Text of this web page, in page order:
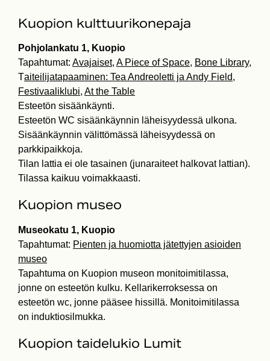
Kuopion kulttuurikonepaja
Pohjolankatu 1, Kuopio
Tapahtumat: Avajaiset, A Piece of Space, Bone Library,
Taiteilijatapaaminen: Tea Andreoletti ja Andy Field,
Festivaaliklubi, At the Table
Esteetön sisäänkäynti.
Esteetön WC sisäänkäynnin läheisyydessä ulkona.
Sisäänkäynnin välittömässä läheisyydessä on
parkkipaikkoja.
Tilan lattia ei ole tasainen (junaraiteet halkovat lattian).
Tilassa kaikuu voimakkaasti.
Kuopion museo
Museokatu 1, Kuopio
Tapahtumat: Pienten ja huomiotta jätettyjen asioiden
museo
Tapahtuma on Kuopion museon monitoimitilassa,
jonne on esteetön kulku. Kellarikerroksessa on
esteetön wc, jonne pääsee hissillä. Monitoimitilassa
on induktiosilmukka.
Kuopion taidelukio Lumit